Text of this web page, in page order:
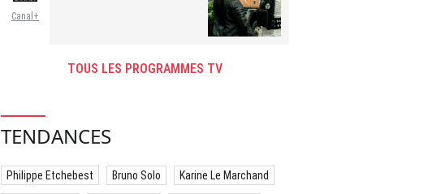
Canal+
TOUS LES PROGRAMMES TV
TENDANCES
Philippe Etchebest Bruno Solo Karine Le Marchand